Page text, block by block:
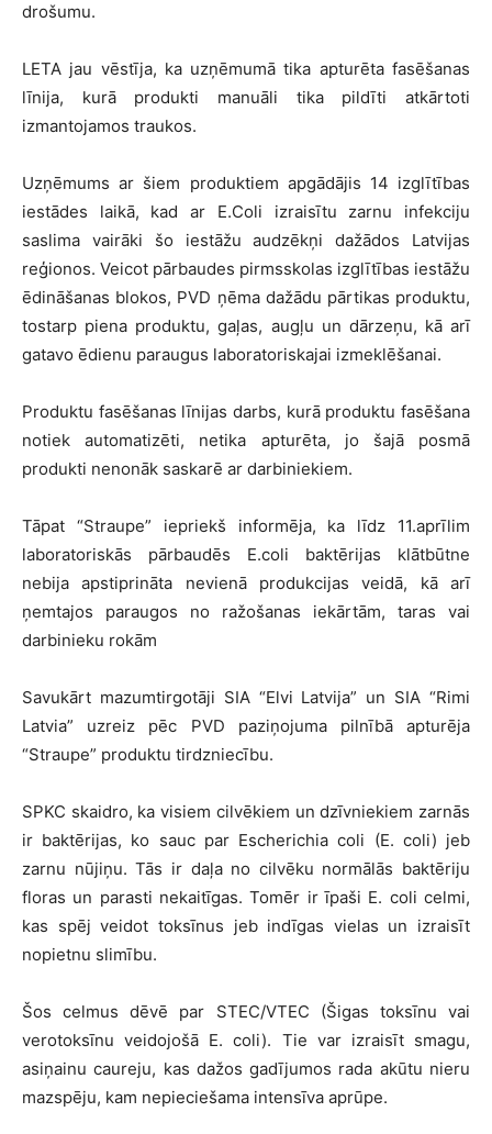
drošumu.
LETA jau vēstīja, ka uzņēmumā tika apturēta fasēšanas
līnija, kurā produkti manuāli tika pildīti atkārtoti
izmantojamos traukos.
Uzņēmums ar šiem produktiem apgādājis 14 izglītības
iestādes laikā, kad ar E.Coli izraisītu zarnu infekciju
saslima vairāki šo iestāžu audzēkņi dažādos Latvijas
reģionos. Veicot pārbaudes pirmsskolas izglītības iestāžu
ēdināšanas blokos, PVD ņēma dažādu pārtikas produktu,
tostarp piena produktu, gaļas, augļu un dārzeņu, kā arī
gatavo ēdienu paraugus laboratoriskajai izmeklēšanai.
Produktu fasēšanas līnijas darbs, kurā produktu fasēšana
notiek automatizēti, netika apturēta, jo šajā posmā
produkti nenonāk saskarē ar darbiniekiem.
Tāpat “Straupe” iepriekš informēja, ka līdz 11.aprīlim
laboratoriskās pārbaudēs E.coli baktērijas klātbūtne
nebija apstiprināta nevienā produkcijas veidā, kā arī
ņemtajos paraugos no ražošanas iekārtām, taras vai
darbinieku rokām
Savukārt mazumtirgotāji SIA “Elvi Latvija” un SIA “Rimi
Latvia” uzreiz pēc PVD paziņojuma pilnībā apturēja
“Straupe” produktu tirdzniecību.
SPKC skaidro, ka visiem cilvēkiem un dzīvniekiem zarnās
ir baktērijas, ko sauc par Escherichia coli (E. coli) jeb
zarnu nūjiņu. Tās ir daļa no cilvēku normālās baktēriju
floras un parasti nekaitīgas. Tomēr ir īpaši E. coli celmi,
kas spēj veidot toksīnus jeb indīgas vielas un izraisīt
nopietnu slimību.
Šos celmus dēvē par STEC/VTEC (Šigas toksīnu vai
verotoksīnu veidojošā E. coli). Tie var izraisīt smagu,
asiņainu caureju, kas dažos gadījumos rada akūtu nieru
mazspēju, kam nepieciešama intensīva aprūpe.